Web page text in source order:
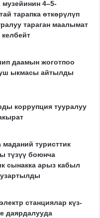
музейинин 4–5-
тарапка өткөрүлүп
тараган маалымат
даамын жоготпоо
ыкмасы айтылды
коррупция тууралуу
туристтик
түзүү боюнча
сынакка арыз кабыл
станциялар күз-
даярдалууда